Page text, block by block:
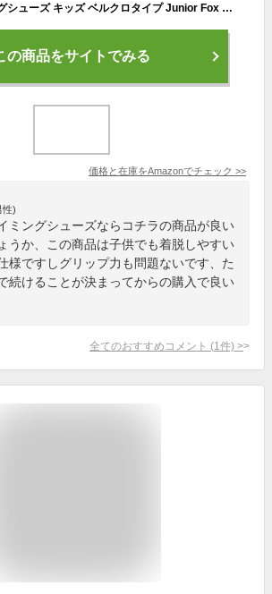
[TRIOP] クライミングシューズ キッズ ベルクロタイプ Junior Fox ボルダリング 正規品 20.0cm
の商品をサイトでみる
価格と在庫をAmazonでチェック >>
性)
ミングシューズならコチラの商品が良い
うか、この商品は子供でも着脱しやすい
様ですしグリップ力も問題ないです、た
続けることが決まってからの購入で良い
全てのおすすめコメント (1 件) >